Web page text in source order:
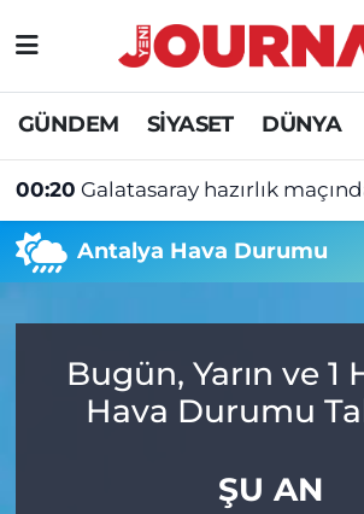
GÜNDEM SİYASET DÜNYA
00:20 Galatasaray hazırlık maçında
Antalya Hava Durumu
Bugün, Yarın ve 1
Hava Durumu
ŞU AN
GÜNDEM
SİYASET
SAĞLIK
DÜNYA
ÖZEL HABER
Nöbetçi Eczaneler
Hava Durumu
Trafik Durumu
Süper Lig Puan Durumu ve
Son Dakika Haberleri